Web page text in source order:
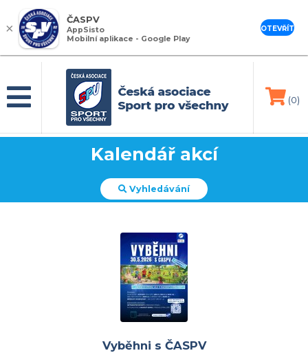
(0)
Kalendář akcí
Vyhledávání
Vyběhni s ČASPV
×
ČASPV
AppSisto
Mobilní aplikace - Google Play
OTEVŘÍT